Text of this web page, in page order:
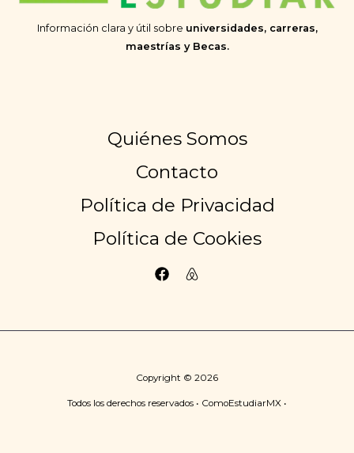
Información clara y útil sobre universidades, carreras,
maestrías y Becas.
Quiénes Somos
Contacto
Política de Privacidad
Política de Cookies
Copyright © 2026
Todos los derechos reservados • ComoEstudiarMX •